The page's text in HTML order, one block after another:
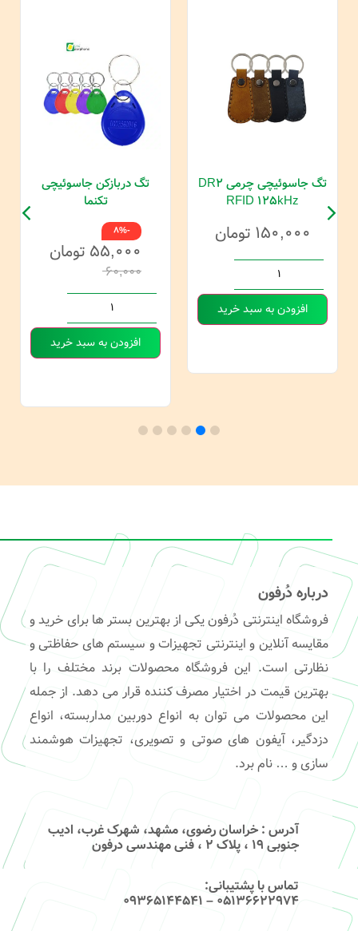
تگ جاسوئیچی چرمی DR2
RFID 125kHz
۱۵۰,۰۰۰ تومان
افزودن به سبد خرید
تگ دربازکن جاسوئیچی
تکنما
۶۰,۰۰۰
۵۵,۰۰۰ تومان
-8%
افزودن به سبد خرید
درباره دُرفون
فروشگاه اینترنتی دُرفون یکی از بهترین بستر ها برای خرید و
مقایسه آنلاین و اینترنتی تجهیزات و سیستم های حفاظتی و
نظارتی است. این فروشگاه محصولات برند مختلف را با
بهترین قیمت در اختیار مصرف کننده قرار می دهد. از جمله
این محصولات می توان به انواع دوربین مداربسته، انواع
دزدگیر، آیفون های صوتی و تصویری، تجهیزات هوشمند
سازی و … نام برد.
آدرس : خراسان رضوی، مشهد، شهرک غرب، ادیب
جنوبی ۱۹ ، پلاک ۲ ، فنی مهندسی درفون
تماس با پشتیبانی:
۰۵۱۳۶۶۲۲۹۷۴ – 09365144541